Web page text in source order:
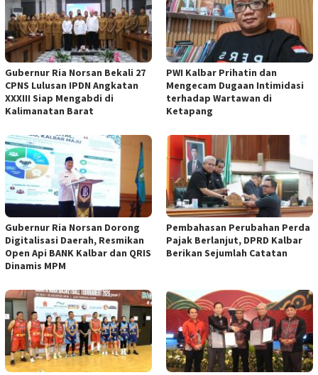
Gubernur Ria Norsan Bekali 27
CPNS Lulusan IPDN Angkatan
XXXIII Siap Mengabdi di
Kalimanatan Barat
PWI Kalbar Prihatin dan
Mengecam Dugaan Intimidasi
terhadap Wartawan di
Ketapang
Gubernur Ria Norsan Dorong
Digitalisasi Daerah, Resmikan
Open Api BANK Kalbar dan QRIS
Dinamis MPM
Pembahasan Perubahan Perda
Pajak Berlanjut, DPRD Kalbar
Berikan Sejumlah Catatan